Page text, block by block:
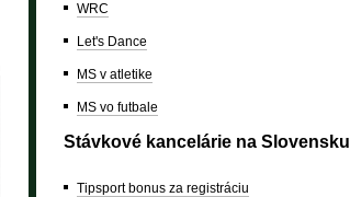
WRC
Let's Dance
MS v atletike
MS vo futbale
Stávkové kancelárie na Slovensku
Tipsport bonus za registráciu